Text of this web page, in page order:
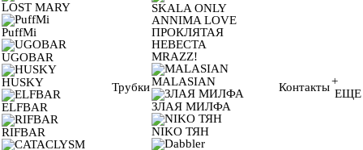
LOST MARY
PuffMi
UGOBAR
HUSKY
ELFBAR
RIFBAR
Трубки
SKALA ONLY
ANNIMA LOVE
ПРОКЛЯТАЯ
НЕВЕСТА
MRAZZ!
MALASIAN
ЗЛАЯ МИЛФА
NIKO ТЯН
Контакты+
ЕЩЕ